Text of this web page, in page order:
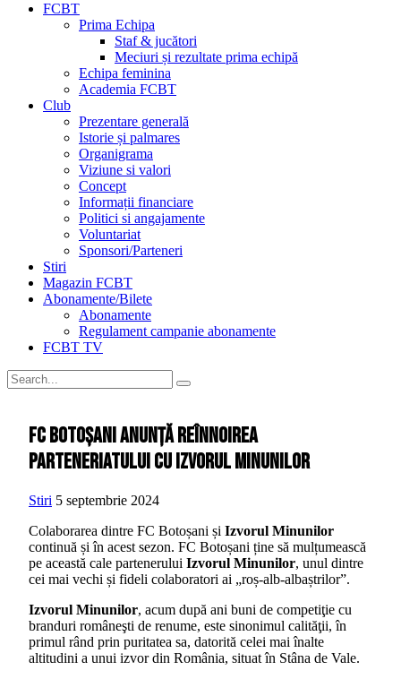
FCBT
Prima Echipa
Staf & jucători
Meciuri și rezultate prima echipă
Echipa feminina
Academia FCBT
Club
Prezentare generală
Istorie și palmares
Organigrama
Viziune si valori
Concept
Informații financiare
Politici si angajamente
Voluntariat
Sponsori/Parteneri
Stiri
Magazin FCBT
Abonamente/Bilete
Abonamente
Regulament campanie abonamente
FCBT TV
FC Botoșani anunță reînnoirea
parteneriatului cu Izvorul Minunilor
Stiri 5 septembrie 2024
Colaborarea dintre FC Botoșani și Izvorul Minunilor
continuă și în acest sezon. FC Botoșani ține să mulțumească
pe această cale partenerului Izvorul Minunilor, unul dintre
cei mai vechi și fideli colaboratori ai „roș-alb-albaștrilor”.
Izvorul Minunilor, acum după ani buni de competiţie cu
branduri româneşti de renume, este sinonimul calităţii, în
primul rând prin puritatea sa, datorită celei mai înalte
altitudini a unui izvor din România, situat în Stâna de Vale.